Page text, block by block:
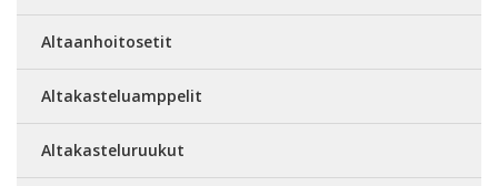
Altaanhoitosetit
Altakasteluamppelit
Altakasteluruukut